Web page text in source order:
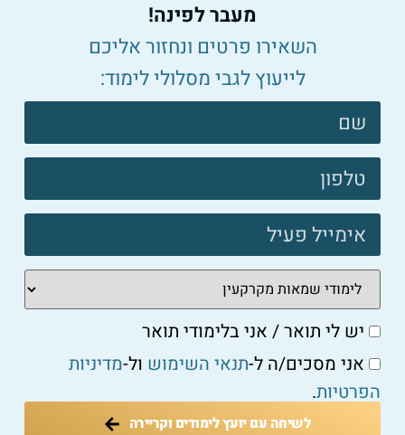
יועץ משכנתאות
היתרונות בייעוץ משכנתאות אישי מול ייעוץ מבוסס
אינטרנט
למאמר המלא ←
מעבר לפינה!
השאירו פרטים ונחזור אליכם
לייעוץ לגבי מסלולי לימוד:
צרו
קשר
פוטר
יש לי תואר / אני בלימודי תואר
אני מסכים/ה ל-תנאי השימוש ול-מדיניות
הפרטיות.
לשיחה עם יועץ לימודים וקריירה